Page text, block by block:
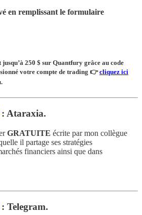
en remplissant le formulaire
jusqu’à 250 $ sur Quantfury grâce au code
votre compte de trading 👉cliquez ici
: Ataraxia.
GRATUITE écrite par mon collègue
il partage ses stratégies
financiers ainsi que dans
: Telegram.